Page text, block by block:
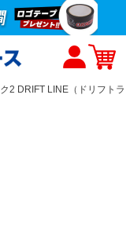
2 DRIFT LINE（ドリフト